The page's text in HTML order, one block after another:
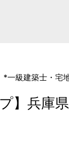
*一級建築士 ・ 宅
】兵庫